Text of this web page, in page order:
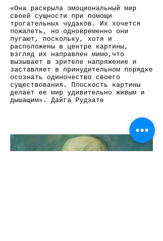
«Она раскрыла эмоциональный мир
своей сущности при помощи
трогательных чудаков. Их хочется
пожалеть, но одновременно они
пугают, поскольку, хотя и
расположены в центре картины,
взгляд их направлен мимо,что
вызывает в зрителе напряжение и
заставляет в принудительном порядке
осознать одиночество своего
существования. Плоскость картины
делает ее мир удивительно живым и
дышащим». Дайга Рудзате